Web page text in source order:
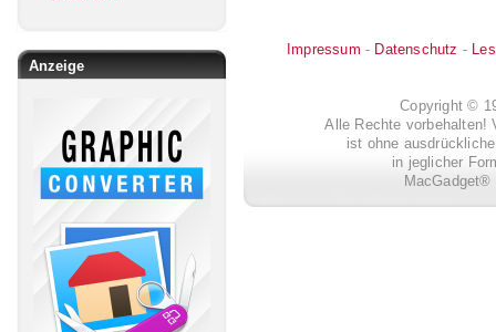
Anzeige
Impressum - Datenschutz -
Copyright ©
Alle Rechte vorbehalten!
ist ohne
in jeglicher
MacGadget®